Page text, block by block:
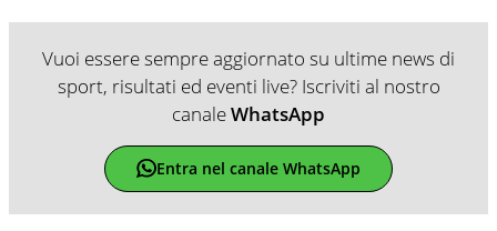
Vuoi essere sempre aggiornato su ultime news di
sport, risultati ed eventi live? Iscriviti al nostro
canaleWhatsApp
Entra nel canale WhatsApp